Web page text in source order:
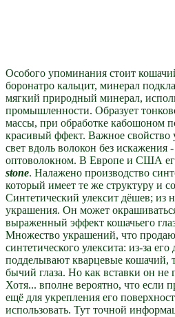
Особого упоминания стоит
боронатро кальцит, минерал
мягкий природный минерал,
промышленности. Образует
массы, при обработке кабошоном
красивый ффект. Важное свойство
свет вдоль волокон без искажения
оптоволокном. В Европе и США
stone. Налажено производство
который имеет те же структуру и
Синтетический улексит дёшев; из
украшения. Он может
выраженный эффект кошачьего
Множество украшений, что
синтетического улексита: из-за
подделывают кварцевые кошачий,
бычий глаза. Но как вставки он не
Хотя... вполне вероятно, что если
ещё для укрепления его
использовать. Тут точной